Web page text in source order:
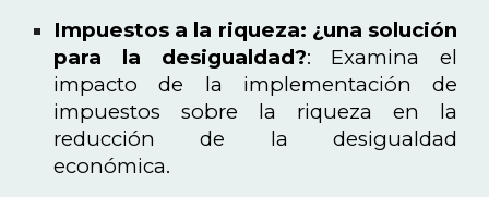
Impuestos a la riqueza: ¿una solución
para la desigualdad?: Examina el
impacto de la implementación de
impuestos sobre la riqueza en la
reducción de la desigualdad
económica.